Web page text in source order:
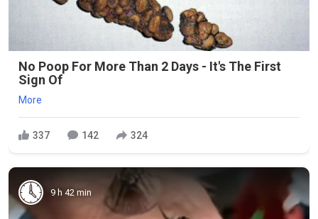
No Poop For More Than 2 Days - It's The First
Sign Of
More
337 142 324
9 h 42 min